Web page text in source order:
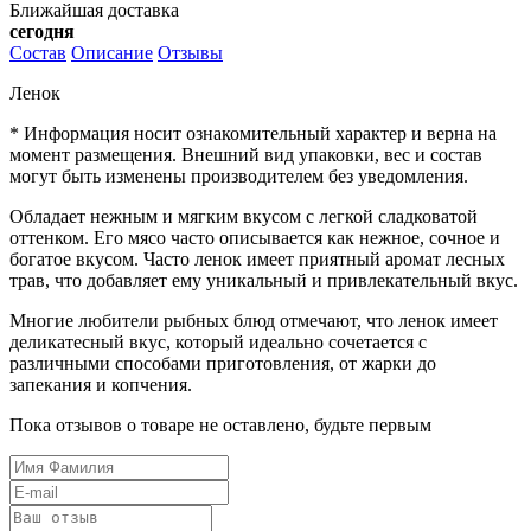
Ближайшая доставка
сегодня
Состав Описание Отзывы
Ленок
* Информация носит ознакомительный характер и верна на
момент размещения. Внешний вид упаковки, вес и состав
могут быть изменены производителем без уведомления.
Обладает нежным и мягким вкусом с легкой сладковатой
оттенком. Его мясо часто описывается как нежное, сочное и
богатое вкусом. Часто ленок имеет приятный аромат лесных
трав, что добавляет ему уникальный и привлекательный вкус.
Многие любители рыбных блюд отмечают, что ленок имеет
деликатесный вкус, который идеально сочетается с
различными способами приготовления, от жарки до
запекания и копчения.
Пока отзывов о товаре не оставлено, будьте первым